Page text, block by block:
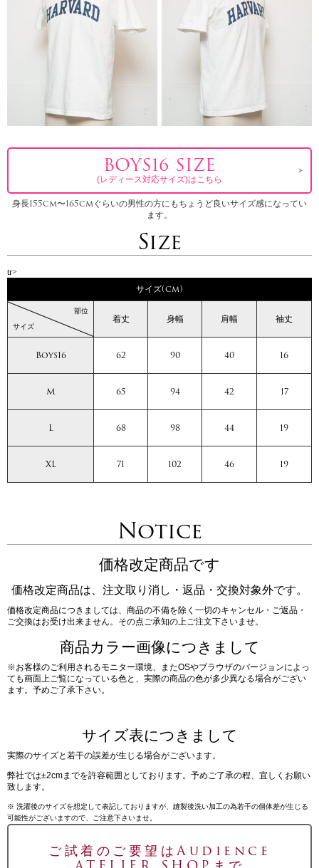
BOYS16 SIZE
(レディース対応サイズ)はこちら
身長155cm〜165cmぐらいの男性の方にもちょうど良いサイズ感になってい
ます。
Size
tr>
サイズ(cm)
サイズ
部位
着丈 身幅 肩幅 袖丈
Boys16 62 90 40 16
M 65 94 42 17
L 68 98 44 19
XL 71 102 46 19
Notice
価格改定商品です
価格改定商品は、注文取り消し・返品・交換対象外です。
価格改定商品につきましては、商品の不備を除く一切のキャンセル・ご返品・
ご交換はお受け出来ません。その点ご承知の上ご注文下さいませ。
商品カラー画像につきまして
※お客様のご利用されるモニター環境、またOSやブラウザのバージョンによっ
ても画面上ご覧になっている色と、実際の商品の色が多少異なる場合がござい
ます。予めご了承下さい。
サイズ表につきまして
実際のサイズと若干の誤差が生じる場合がございます。
弊社では±2cmまでを許容範囲としております。予めご了承の程、宜しくお願い
致します。
※ 洗濯後のサイズを想定して表記しておりますが、縫製後洗い加工の為若干の個体差が生じる
可能性がございますので、ご注意下さいませ。
ご試着のご要望はAudience